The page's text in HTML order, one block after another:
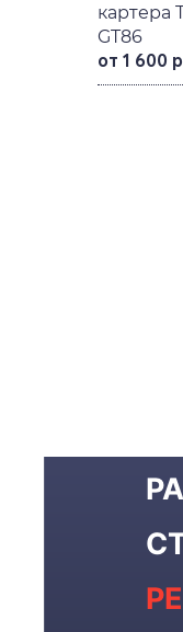
картера
GT86
от 1 600